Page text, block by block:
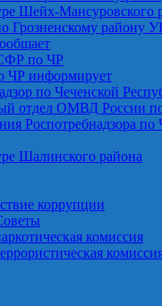
Шейх-Мансуровского
Грозненскому
по ЧР
ЧР информирует
по Чеченской
отдел ОМВД России
Роспотребнадзора
Шалинского района
коррупции
комиссия